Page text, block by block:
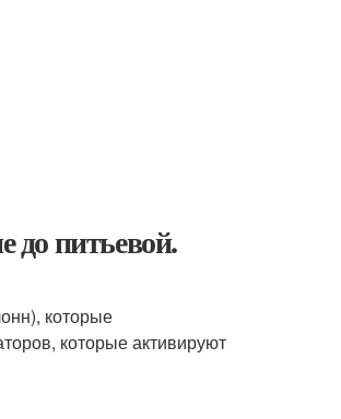
до питьевой.
которые
которые активируют